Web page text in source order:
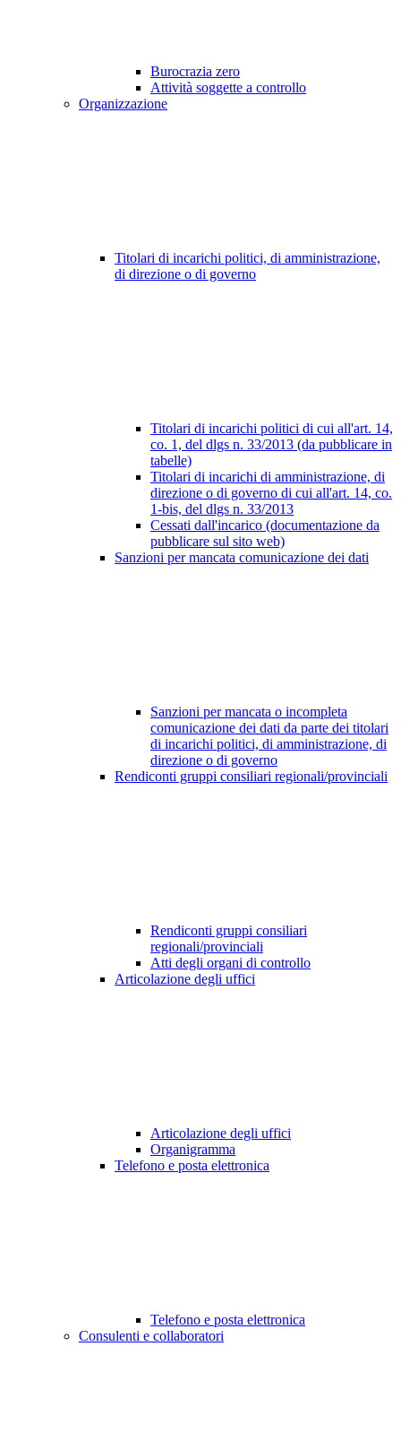
Burocrazia zero
Attività soggette a controllo
Organizzazione
Titolari di incarichi politici, di amministrazione,
di direzione o di governo
Titolari di incarichi politici di cui all'art. 14,
co. 1, del dlgs n. 33/2013 (da pubblicare in
tabelle)
Titolari di incarichi di amministrazione, di
direzione o di governo di cui all'art. 14, co.
1-bis, del dlgs n. 33/2013
Cessati dall'incarico (documentazione da
pubblicare sul sito web)
Sanzioni per mancata comunicazione dei dati
Sanzioni per mancata o incompleta
comunicazione dei dati da parte dei titolari
di incarichi politici, di amministrazione, di
direzione o di governo
Rendiconti gruppi consiliari regionali/provinciali
Rendiconti gruppi consiliari
regionali/provinciali
Atti degli organi di controllo
Articolazione degli uffici
Articolazione degli uffici
Organigramma
Telefono e posta elettronica
Telefono e posta elettronica
Consulenti e collaboratori